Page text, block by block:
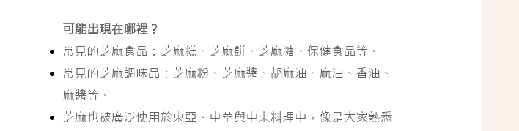
可能出現在哪裡？
常見的芝麻食品：芝麻糕、芝麻餅、芝麻糖、保健食品等。
常見的芝麻調味品：芝麻粉、芝麻醬、胡麻油、麻油、香油、
麻醬等。
芝麻也被廣泛使用於東亞、中華與中東料理中，像是大家熟悉